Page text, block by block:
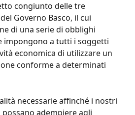
congiunto delle tre
Governo Basco, il cui
di una serie di obblighi
impongono a tutti i soggetti
economica di utilizzare un
conforme a determinati
necessarie affinché i nostri
adempiere agli